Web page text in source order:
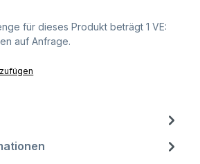
für dieses Produkt beträgt 1 VE:
auf Anfrage.